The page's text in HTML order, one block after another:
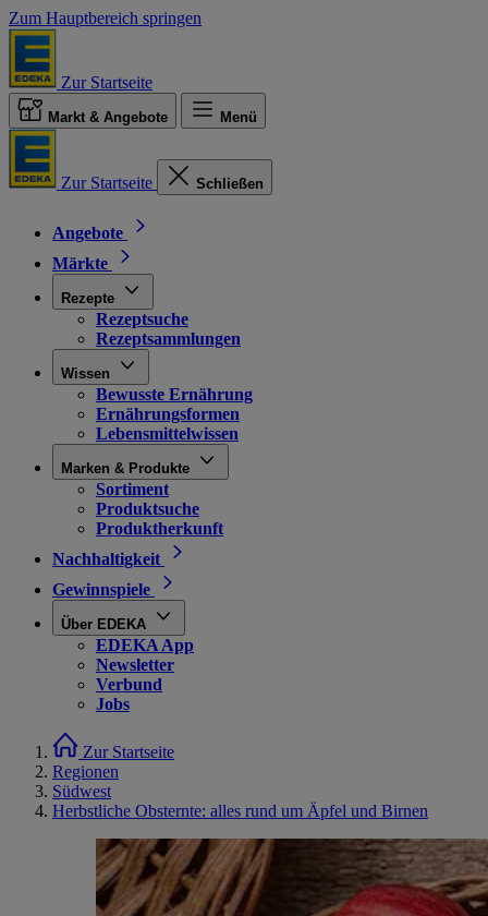
Zum Hauptbereich springen
Zur Startseite
Markt & Angebote Menü
Zur Startseite Schließen
Angebote
Märkte
Rezepte
Rezeptsuche
Rezeptsammlungen
Wissen
Bewusste Ernährung
Ernährungsformen
Lebensmittelwissen
Marken & Produkte
Sortiment
Produktsuche
Produktherkunft
Nachhaltigkeit
Gewinnspiele
Über EDEKA
EDEKA App
Newsletter
Verbund
Jobs
Zur Startseite
Regionen
Südwest
Herbstliche Obsternte: alles rund um Äpfel und Birnen